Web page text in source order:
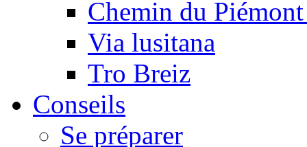
Chemin du
Via lusitana
Tro Breiz
Conseils
Se préparer